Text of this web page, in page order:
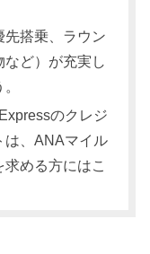
先搭乗、ラウン
など）が充実し
のクレジ
は、ANAマイル
める方にはこ